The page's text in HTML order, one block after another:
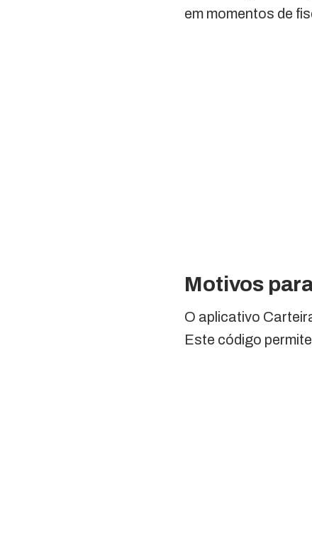
em momentos de
Motivos
O aplicativo
Este código